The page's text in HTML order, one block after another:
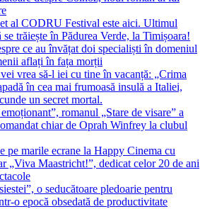
al CODRU Festival este aici. Ultimul
trăiește în Pădurea Verde, la Timișoara!
ce au învățat doi specialiști în domeniul
aflați în fața morții
vrea să-l iei cu tine în vacanță: „Crima
în cea mai frumoasă insulă a Italiei,
un secret mortal.
romanul „Stare de visare” a
chiar de Oprah Winfrey la clubul
pe marile ecrane la Happy Cinema cu
„Viva Maastricht!”, dedicat celor 20 de ani
o seducătoare pledoarie pentru
o epocă obsedată de productivitate